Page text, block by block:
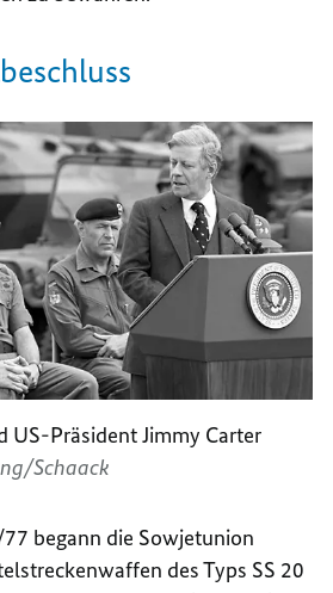
US-Präsident Jimmy Carter
Schaack
begann die Sowjetunion
des Typs SS 20